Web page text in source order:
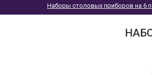
Наборы столовых приборов на 6